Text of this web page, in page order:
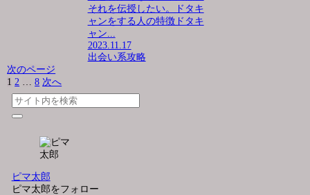
それを伝授したい。ドタキ
ャンをする人の特徴ドタキ
ャン...
2023.11.17
出会い系攻略
次のページ
1 2 … 8 次へ
ピマ太郎
ピマ太郎をフォロー